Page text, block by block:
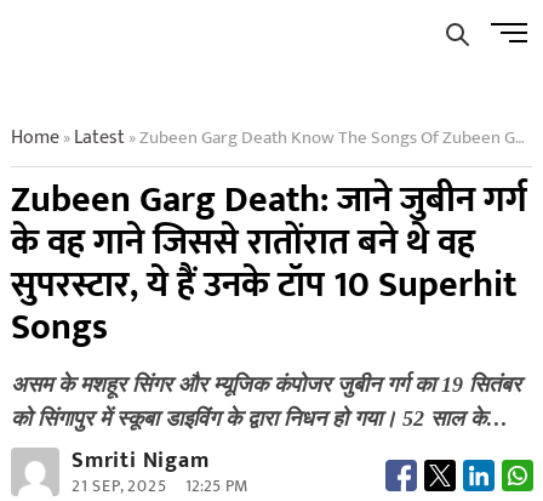
Menu
Home»Latest»Zubeen Garg Death Know The Songs Of Zubeen Garg That Made Him A Superstar Overnight Here Are His Top 10 Superhit Songs
Zubeen Garg Death: जाने जुबीन गर्ग
के वह गाने जिससे रातोंरात बने थे वह
सुपरस्टार, ये हैं उनके टॉप 10 Superhit
Songs
असम के मशहूर सिंगर और म्यूजिक कंपोजर जुबीन गर्ग का 19 सितंबर
को सिंगापुर में स्कूबा डाइविंग के द्वारा निधन हो गया। 52 साल के…
Smriti Nigam
21 SEP, 2025 12:25 PM